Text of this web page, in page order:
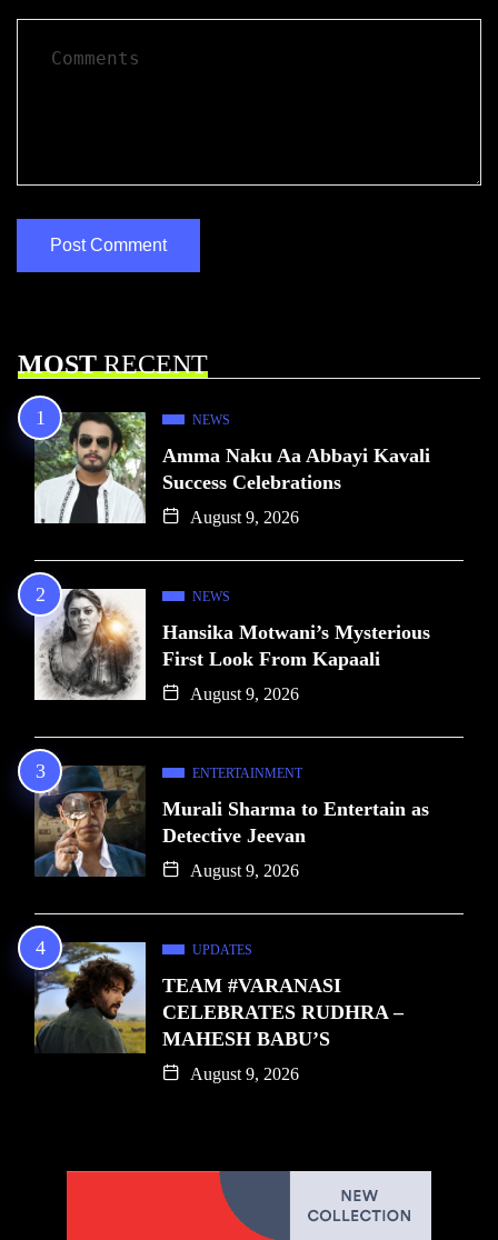
MOSTRECENT
NEWS
Amma Naku Aa Abbayi Kavali
Success Celebrations
August 9, 2026
NEWS
Hansika Motwani’s Mysterious
First Look From Kapaali
August 9, 2026
ENTERTAINMENT
Murali Sharma to Entertain as
Detective Jeevan
August 9, 2026
UPDATES
TEAM #VARANASI
CELEBRATES RUDHRA –
MAHESH BABU’S
August 9, 2026